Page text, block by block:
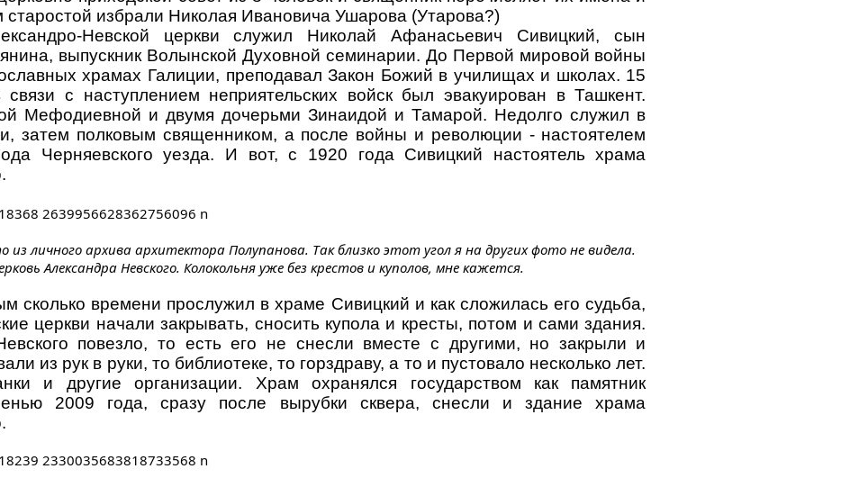
избрали Николая Ивановича Ушарова (Утарова?)
Невской церкви служил Николай Афанасьевич Сивицкий, сын
выпускник Волынской Духовной семинарии. До Первой мировой войны
храмах Галиции, преподавал Закон Божий в училищах и школах. 15
с наступлением неприятельских войск был эвакуирован в Ташкент.
Мефодиевной и двумя дочерьми Зинаидой и Тамарой. Недолго служил в
затем полковым священником, а после войны и революции - настоятелем
Черняевского уезда. И вот, с 1920 года Сивицкий настоятель храма
из личного архива архитектора Полупанова. Так близко этот угол я на других фото не видела.
Александра Невского. Колокольня уже без крестов и куполов, мне кажется.
сколько времени прослужил в храме Сивицкий и как сложилась его судьба,
церкви начали закрывать, сносить купола и кресты, потом и сами здания.
повезло, то есть его не снесли вместе с другими, но закрыли и
из рук в руки, то библиотеке, то горздраву, а то и пустовало несколько лет.
и другие организации. Храм охранялся государством как памятник
2009 года, сразу после вырубки сквера, снесли и здание храма